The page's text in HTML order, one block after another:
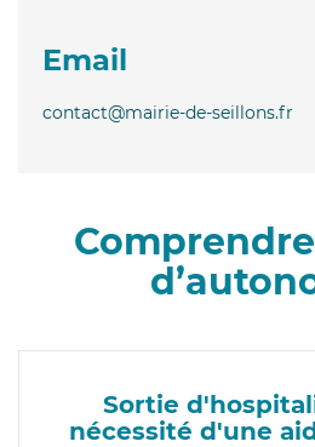
Email
contact@mairie-de-seillons.fr
Sortie
nécessité d'une